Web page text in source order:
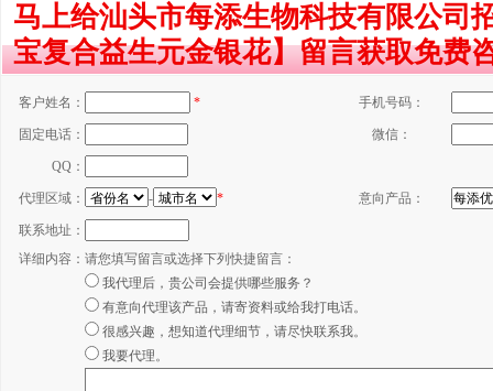
马上给汕头市每添生物科技有限公司
宝复合益生元金银花】留言获取免费
客户姓名： * 手机号码：
固定电话： 微信：
QQ：
代理区域： - * 意向产品：
联系地址：
详细内容： 请您填写留言或选择下列快捷留言：
我代理后，贵公司会提供哪些服务？
有意向代理该产品，请寄资料或给我打电话。
很感兴趣，想知道代理细节，请尽快联系我。
我要代理。